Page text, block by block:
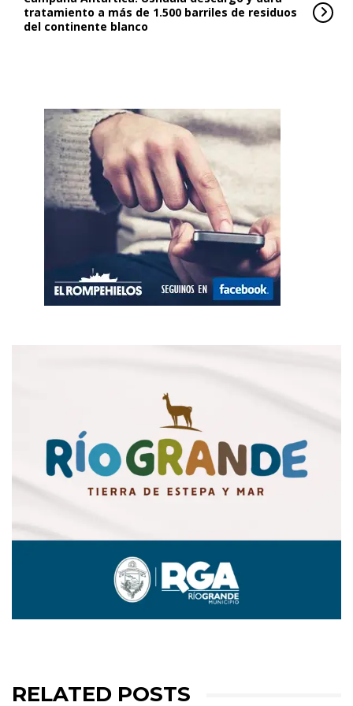
tratamiento a más de 1.500 barriles de residuos
del continente blanco
RELATED POSTS